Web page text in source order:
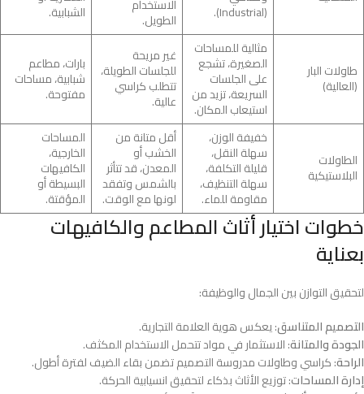
(Industrial). الاستخدام
الطويل. الشبابية.
طاولات البار
(العالية)
مثالية للمساحات
الصغيرة، تشجع
على الجلسات
السريعة، تزيد من
استيعاب المكان.
غير مريحة
للجلسات الطويلة،
تتطلب كراسي
عالية.
بارات، مطاعم
شبابية، مساحات
مفتوحة.
الطاولات
البلاستيكية
خفيفة الوزن،
سهلة النقل،
قليلة التكلفة،
سهلة التنظيف،
مقاومة للماء.
أقل متانة من
الخشب أو
المعدن، قد تتأثر
بالشمس وتفقد
لونها مع الوقت.
المساحات
الخارجية،
الكافيهات
البسيطة أو
المؤقتة.
خطوات اختيار أثاث المطاعم والكافيهات
بعناية
لتحقيق التوازن بين الجمال والوظيفة:
التصميم المتناسق: يعكس هوية العلامة التجارية.
الجودة والمتانة: الاستثمار في مواد تتحمل الاستخدام المكثف.
الراحة: كراسي وطاولات مدروسة التصميم تضمن بقاء الضيف لفترة أطول.
إدارة المساحات: توزيع الأثاث بذكاء لتحقيق انسيابية الحركة.